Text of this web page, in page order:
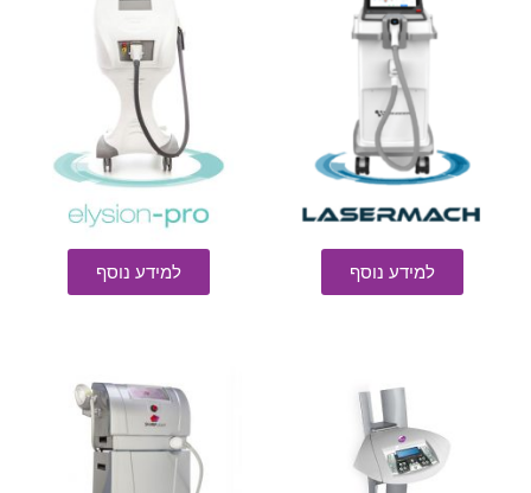
למידע נוסף למידע נוסף